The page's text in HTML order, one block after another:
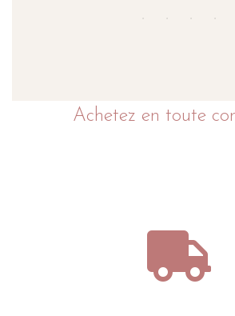
Achetez en toute